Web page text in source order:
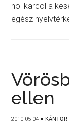
hol karcol a
egész
ellen
2010-05-04 ● KÁNTOR